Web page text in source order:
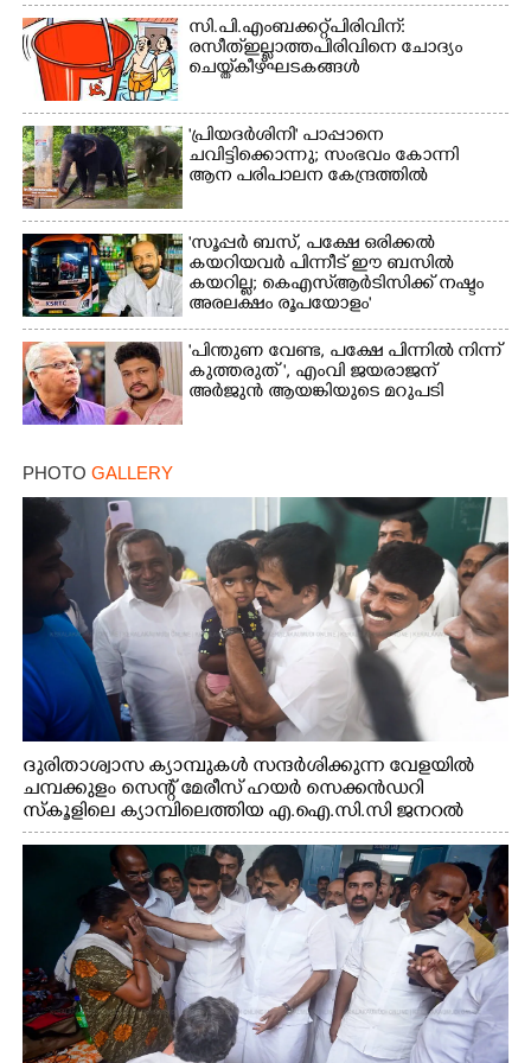
സി.പി.എം ബക്കറ്റ് പിരിവിന്:
രസീത് ഇല്ലാത്ത പിരിവിനെ ചോദ്യം
ചെയ്ത് കീഴ്ഘടകങ്ങൾ
'പ്രിയദർശിനി' പാപ്പാനെ
ചവിട്ടിക്കൊന്നു; സംഭവം കോന്നി
ആന പരിപാലന കേന്ദ്രത്തിൽ
'സൂപ്പർ ബസ്, പക്ഷേ ഒരിക്കൽ
കയറിയവർ പിന്നീട് ഈ ബസിൽ
കയറില്ല; കെഎസ്ആർടിസിക്ക് നഷ്ടം
അരലക്ഷം രൂപയോളം'
"പിന്തുണ വേണ്ട,​ പക്ഷേ പിന്നിൽ നിന്ന്
കുത്തരുത് ", എംവി ജയരാജന്
അർജുൻ ആയങ്കിയുടെ മറുപടി
PHOTO GALLERY
ദുരിതാശ്വാസ ക്യാമ്പുകൾ സന്ദർശിക്കുന്ന വേളയിൽ
ചമ്പക്കുളം സെന്റ് മേരീസ് ഹയർ സെക്കൻഡറി
സ്കൂളിലെ ക്യാമ്പിലെത്തിയ എ.ഐ.സി.സി ജനറൽ
സെക്രട്ടറി കെ.സി വേണുഗോപാൽ എം.പി കുരുന്നിനെ
എടുത്ത് ലാളിച്ചപ്പോൾ. സഹകരണ-എക്സൈസ്
വകുപ്പ് മന്ത്രി എം. ലിജു, കൃഷിവകുപ്പ് മന്ത്രി ടി. സിദ്ദിഖ്,
റെജി ചെറിയാൻ എം. എൽ. എ എന്നിവർ സമീപം
Share this link
Copy Link